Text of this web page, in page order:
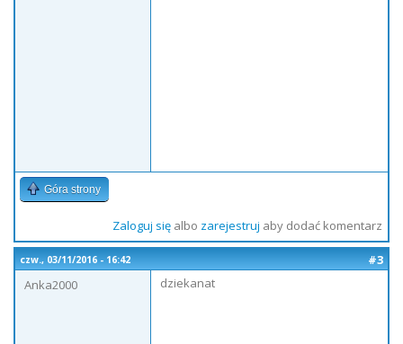
Góra strony
Zaloguj sięalbo zarejestruj aby dodać komentarz
czw., 03/11/2016 - 16:42
#3
Anka2000
dziekanat